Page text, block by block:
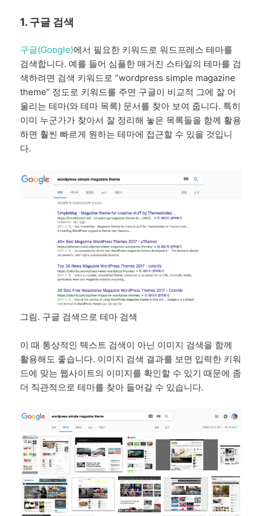
1. 구글 검색
구글(Google)에서 필요한 키워드로 워드프레스 테마를
검색합니다. 예를 들어 심플한 매거진 스타일의 테마를 검
색하려면 검색 키워드로 “wordpress simple magazine
theme” 정도로 키워드를 주면 구글이 비교적 그에 잘 어
울리는 테마(와 테마 목록) 문서를 찾아 보여 줍니다. 특히
이미 누군가가 찾아서 잘 정리해 놓은 목록들을 함께 활용
하면 훨씬 빠르게 원하는 테마에 접근할 수 있을 것입니
다.
그림. 구글 검색으로 테마 검색
이 때 통상적인 텍스트 검색이 아닌 이미지 검색을 함께
활용해도 좋습니다. 이미지 검색 결과를 보면 입력한 키워
드에 맞는 웹사이트의 이미지를 확인할 수 있기 때문에 좀
더 직관적으로 테마를 찾아 들어갈 수 있습니다.